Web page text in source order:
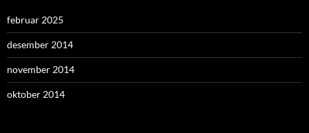
februar 2025
desember 2014
november 2014
oktober 2014